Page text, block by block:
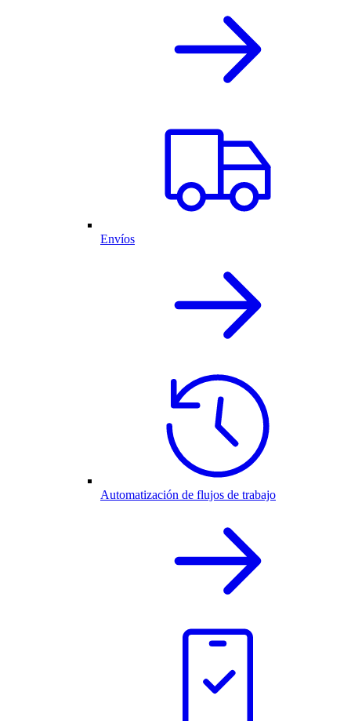
Envíos
Automatización de flujos de trabajo